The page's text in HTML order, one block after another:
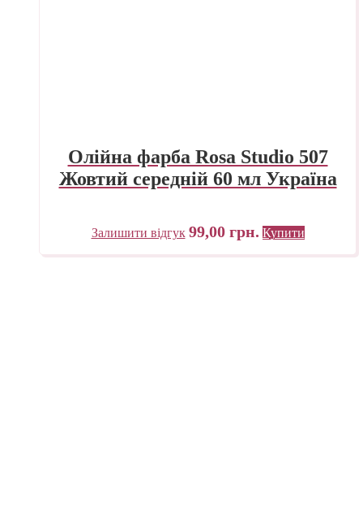
Олійна фарба Rosa Studio 507
Жовтий середній 60 мл Україна
Залишити відгук 99,00 грн. Купити